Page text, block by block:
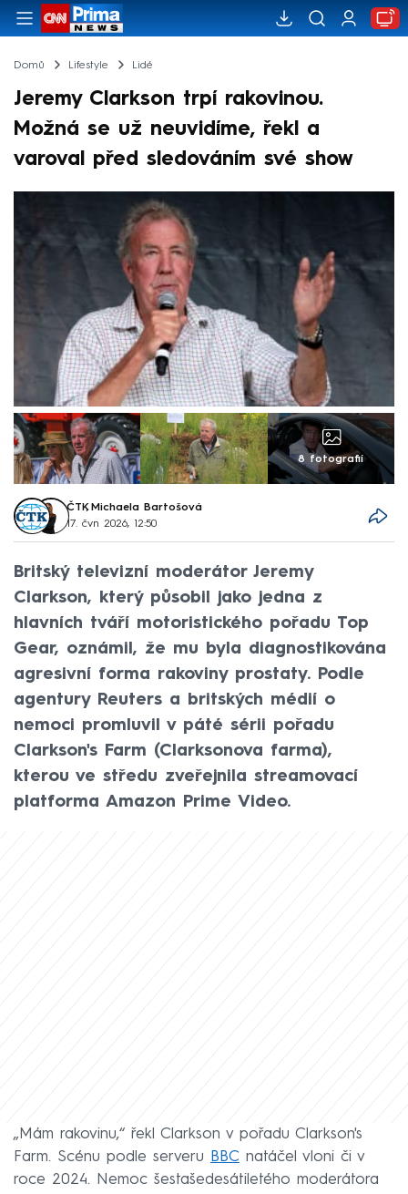
Domů Lifestyle Lidé
Jeremy Clarkson trpí rakovinou.
Možná se už neuvidíme, řekl a
varoval před sledováním své show
8 fotografií
ČTK, Michaela Bartošová
17. čvn 2026, 12:50
Britský televizní moderátor Jeremy
Clarkson, který působil jako jedna z
hlavních tváří motoristického pořadu Top
Gear, oznámil, že mu byla diagnostikována
agresivní forma rakoviny prostaty. Podle
agentury Reuters a britských médií o
nemoci promluvil v páté sérii pořadu
Clarkson's Farm (Clarksonova farma),
kterou ve středu zveřejnila streamovací
platforma Amazon Prime Video.
„Mám rakovinu,“ řekl Clarkson v pořadu Clarkson's
Farm. Scénu podle serveru BBC natáčel vloni či v
roce 2024. Nemoc šestašedesátiletého moderátora